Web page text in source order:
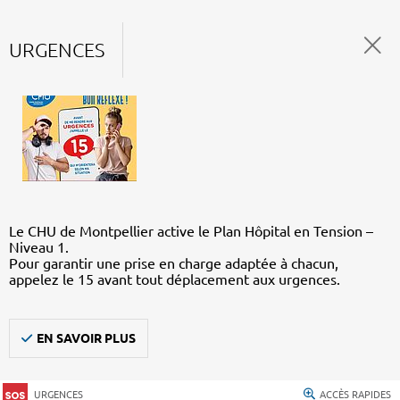
URGENCES
Le CHU de Montpellier active le Plan Hôpital en Tension –
Niveau 1.
Pour garantir une prise en charge adaptée à chacun,
appelez le 15 avant tout déplacement aux urgences.
EN SAVOIR PLUS
URGENCES ACCÈS RAPIDES